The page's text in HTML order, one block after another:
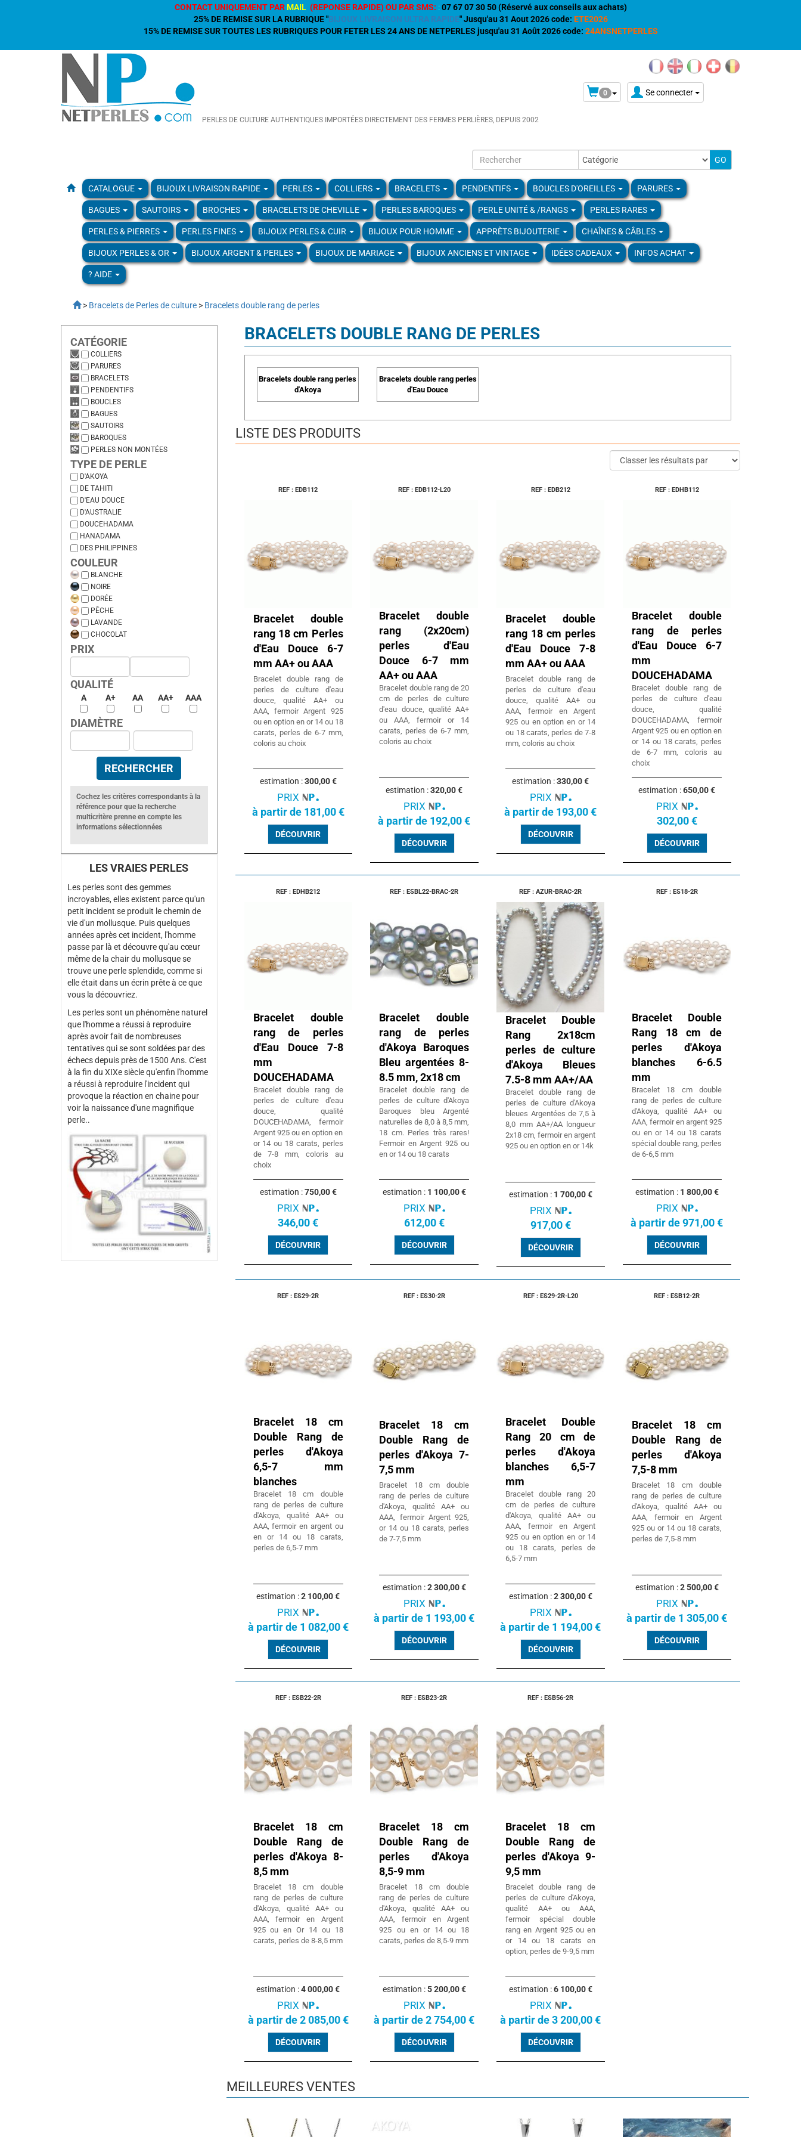
CONTACT UNIQUEMENT PAR MAIL (REPONSE RAPIDE) OU PAR SMS: : 07 67 07 30 50 (Réservé aux conseils aux achats)
25% DE REMISE SUR LA RUBRIQUE "BIJOUX LIVRAISON ULTRA RAPIDE" Jusqu'au 31 Aout 2026 code: ETE2026
15% DE REMISE SUR TOUTES LES RUBRIQUES POUR FETER LES 24 ANS DE NETPERLES jusqu'au 31 Août 2026 code: 24ANSNETPERLES
PERLES DE CULTURE AUTHENTIQUES IMPORTÉES DIRECTEMENT DES FERMES PERLIÈRES, DEPUIS 2002
Se connecter
0
CATALOGUE BIJOUX LIVRAISON RAPIDE PERLES COLLIERS BRACELETS PENDENTIFS BOUCLES D'OREILLES PARURES
BAGUES SAUTOIRS BROCHES BRACELETS DE CHEVILLE PERLES BAROQUES PERLE UNITÉ & /RANGS PERLES RARES
PERLES & PIERRES PERLES FINES BIJOUX PERLES & CUIR BIJOUX POUR HOMME APPRÈTS BIJOUTERIE CHAÎNES & CÂBLES
BIJOUX PERLES & OR BIJOUX ARGENT & PERLES BIJOUX DE MARIAGE BIJOUX ANCIENS ET VINTAGE IDÉES CADEAUX INFOS ACHAT
? AIDE
> Bracelets de Perles de culture > Bracelets double rang de perles
CATÉGORIE
COLLIERS
PARURES
BRACELETS
PENDENTIFS
BOUCLES
BAGUES
SAUTOIRS
BAROQUES
PERLES NON MONTÉES
TYPE DE PERLE
D'AKOYA
DE TAHITI
D'EAU DOUCE
D'AUSTRALIE
DOUCEHADAMA
HANADAMA
DES PHILIPPINES
COULEUR
BLANCHE
NOIRE
DORÉE
PÊCHE
LAVANDE
CHOCOLAT
PRIX
QUALITÉ
A A+ AA AA+ AAA
DIAMÈTRE
Cochez les critères correspondants à la
référence pour que la recherche
multicritère prenne en compte les
informations sélectionnées
LES VRAIES PERLES
Les perles sont des gemmes
incroyables, elles existent parce qu'un
petit incident se produit le chemin de
vie d'un mollusque. Puis quelques
années après cet incident, l'homme
passe par là et découvre qu'au cœur
même de la chair du mollusque se
trouve une perle splendide, comme si
elle était dans un écrin prête à ce que
vous la découvriez.
Les perles sont un phénomène naturel
que l'homme a réussi à reproduire
après avoir fait de nombreuses
tentatives qui se sont soldées par des
échecs depuis près de 1500 Ans. C'est
à la fin du XIXe siècle qu'enfin l'homme
a réussi à reproduire l'incident qui
provoque la réaction en chaine pour
voir la naissance d'une magnifique
perle..
BRACELETS DOUBLE RANG DE PERLES
Bracelets double rang perles
d'Akoya
Bracelets double rang perles
d'Eau Douce
LISTE DES PRODUITS
REF : EDB112
Bracelet double
rang 18 cm Perles
d'Eau Douce 6-7
mm AA+ ou AAA
Bracelet double rang de
perles de culture d'eau
douce, qualité AA+ ou
AAA, fermoir Argent 925
ou en option en or 14 ou 18
carats, perles de 6-7 mm,
coloris au choix
estimation :300,00 €
PRIX
à partir de 181,00 €
DÉCOUVRIR
REF : EDB112-L20
Bracelet double
rang (2x20cm)
perles d'Eau
Douce 6-7 mm
AA+ ou AAA
Bracelet double rang de 20
cm de perles de culture
d'eau douce, qualité AA+
ou AAA, fermoir or 14
carats, perles de 6-7 mm,
coloris au choix
estimation :320,00 €
PRIX
à partir de 192,00 €
DÉCOUVRIR
REF : EDB212
Bracelet double
rang 18 cm perles
d'Eau Douce 7-8
mm AA+ ou AAA
Bracelet double rang de
perles de culture d'eau
douce, qualité AA+ ou
AAA, fermoir en Argent
925 ou en option en or 14
ou 18 carats, perles de 7-8
mm, coloris au choix
estimation :330,00 €
PRIX
à partir de 193,00 €
DÉCOUVRIR
REF : EDHB112
Bracelet double
rang de perles
d'Eau Douce 6-7
mm
DOUCEHADAMA
Bracelet double rang de
perles de culture d'eau
douce, qualité
DOUCEHADAMA, fermoir
Argent 925 ou en option en
or 14 ou 18 carats, perles
de 6-7 mm, coloris au
choix
estimation :650,00 €
PRIX
302,00 €
DÉCOUVRIR
REF : EDHB212
Bracelet double
rang de perles
d'Eau Douce 7-8
mm
DOUCEHADAMA
Bracelet double rang de
perles de culture d'eau
douce, qualité
DOUCEHADAMA, fermoir
Argent 925 ou en option en
or 14 ou 18 carats, perles
de 7-8 mm, coloris au
choix
estimation :750,00 €
PRIX
346,00 €
DÉCOUVRIR
REF : ESBL22-BRAC-2R
Bracelet double
rang de perles
d'Akoya Baroques
Bleu argentées 8-
8.5 mm, 2x18 cm
Bracelet double rang de
perles de culture d'Akoya
Baroques bleu Argenté
naturelles de 8,0 à 8,5 mm,
18 cm. Perles très rares!
Fermoir en Argent 925 ou
en or 14 ou 18 carats
estimation : 1 100,00 €
PRIX
612,00 €
DÉCOUVRIR
REF : AZUR-BRAC-2R
Bracelet Double
Rang 2x18cm
perles de culture
d'Akoya Bleues
7.5-8 mm AA+/AA
Bracelet double rang de
perles de culture d'Akoya
bleues Argentées de 7,5 à
8,0 mm AA+/AA longueur
2x18 cm, fermoir en argent
925 ou en option en or 14k
estimation : 1 700,00 €
PRIX
917,00 €
DÉCOUVRIR
REF : ES18-2R
Bracelet Double
Rang 18 cm de
perles d'Akoya
blanches 6-6.5
mm
Bracelet 18 cm double
rang de perles de culture
d'Akoya, qualité AA+ ou
AAA, fermoir en argent 925
ou en or 14 ou 18 carats
spécial double rang, perles
de 6-6,5 mm
estimation : 1 800,00 €
PRIX
à partir de 971,00 €
DÉCOUVRIR
REF : ES29-2R
Bracelet 18 cm
Double Rang de
perles d'Akoya
6,5-7 mm
blanches
Bracelet 18 cm double
rang de perles de culture
d'Akoya, qualité AA+ ou
AAA, fermoir en argent ou
en or 14 ou 18 carats,
perles de 6,5-7 mm
estimation :2 100,00 €
PRIX
à partir de 1 082,00 €
DÉCOUVRIR
REF : ES30-2R
Bracelet 18 cm
Double Rang de
perles d'Akoya 7-
7,5 mm
Bracelet 18 cm double
rang de perles de culture
d'Akoya, qualité AA+ ou
AAA, fermoir Argent 925,
or 14 ou 18 carats, perles
de 7-7,5 mm
estimation :2 300,00 €
PRIX
à partir de 1 193,00 €
DÉCOUVRIR
REF : ES29-2R-L20
Bracelet Double
Rang 20 cm de
perles d'Akoya
blanches 6,5-7
mm
Bracelet double rang 20
cm de perles de culture
d'Akoya, qualité AA+ ou
AAA, fermoir en Argent
925 ou en option en or 14
ou 18 carats, perles de
6,5-7 mm
estimation :2 300,00 €
PRIX
à partir de 1 194,00 €
DÉCOUVRIR
REF : ESB12-2R
Bracelet 18 cm
Double Rang de
perles d'Akoya
7,5-8 mm
Bracelet 18 cm double
rang de perles de culture
d'Akoya, qualité AA+ ou
AAA, fermoir en Argent
925 ou or 14 ou 18 carats,
perles de 7,5-8 mm
estimation :2 500,00 €
PRIX
à partir de 1 305,00 €
DÉCOUVRIR
REF : ESB22-2R
Bracelet 18 cm
Double Rang de
perles d'Akoya 8-
8,5 mm
Bracelet 18 cm double
rang de perles de culture
d'Akoya, qualité AA+ ou
AAA, fermoir en Argent
925 ou en Or 14 ou 18
carats, perles de 8-8,5 mm
estimation :4 000,00 €
PRIX
à partir de 2 085,00 €
DÉCOUVRIR
REF : ESB23-2R
Bracelet 18 cm
Double Rang de
perles d'Akoya
8,5-9 mm
Bracelet 18 cm double
rang de perles de culture
d'Akoya, qualité AA+ ou
AAA, fermoir en Argent
925 ou en or 14 ou 18
carats, perles de 8,5-9 mm
estimation :5 200,00 €
PRIX
à partir de 2 754,00 €
DÉCOUVRIR
REF : ESB56-2R
Bracelet 18 cm
Double Rang de
perles d'Akoya 9-
9,5 mm
Bracelet double rang de
perles de culture d'Akoya,
qualité AA+ ou AAA,
fermoir spécial double
rang en Argent 925 ou en
or 14 ou 18 carats en
option, perles de 9-9,5 mm
estimation :6 100,00 €
PRIX
à partir de 3 200,00 €
DÉCOUVRIR
MEILLEURES VENTES